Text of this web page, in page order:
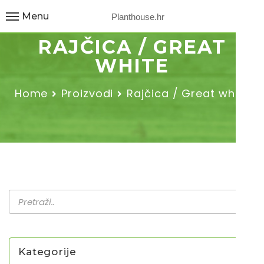
Planthouse.hr
Menu
RAJČICA / GREAT
WHITE
Home Proizvodi Rajčica / Great white
Kategorije